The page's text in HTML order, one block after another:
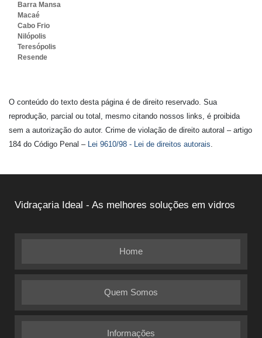
Barra Mansa
Macaé
Cabo Frio
Nilópolis
Teresópolis
Resende
O conteúdo do texto desta página é de direito reservado. Sua
reprodução, parcial ou total, mesmo citando nossos links, é proibida
sem a autorização do autor. Crime de violação de direito autoral – artigo
184 do Código Penal – Lei 9610/98 - Lei de direitos autorais.
Vidraçaria Ideal - As melhores soluções em vidros
Home
Quem Somos
Informações